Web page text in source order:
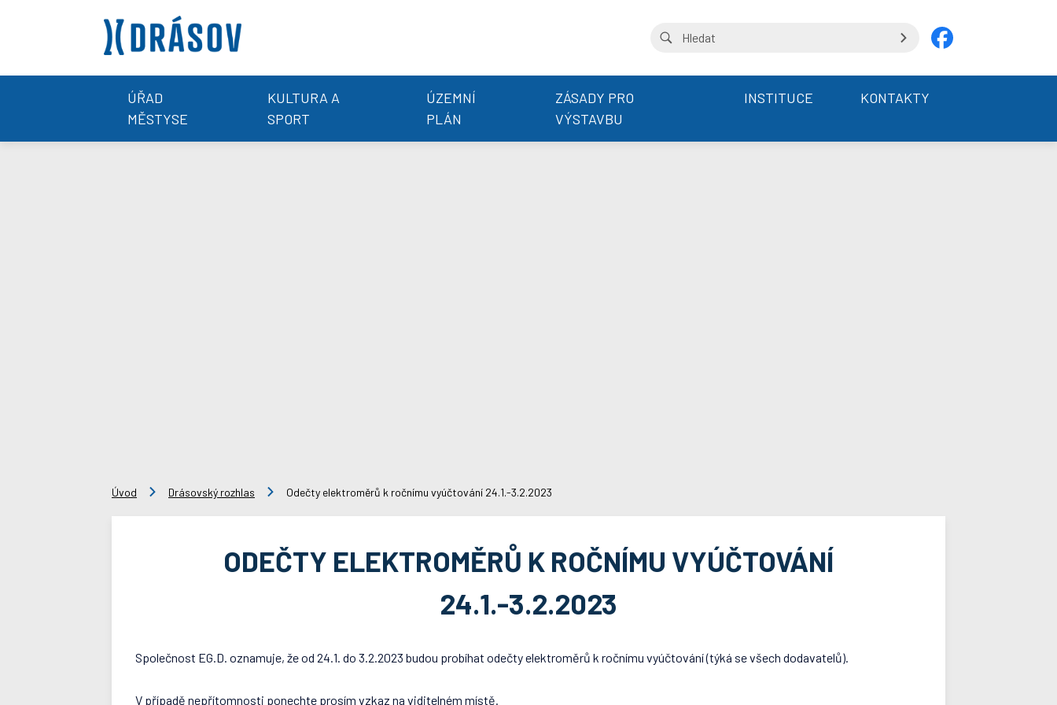
ÚŘAD
MĚSTYSE
KULTURA A
SPORT
ÚZEMNÍ
PLÁN
ZÁSADY PRO
VÝSTAVBU
INSTITUCE KONTAKTY
Úvod Drásovský rozhlas Odečty elektroměrů k ročnímu vyúčtování 24.1.-3.2.2023
ODEČTY ELEKTROMĚRŮ K ROČNÍMU VYÚČTOVÁNÍ
24.1.-3.2.2023
Společnost EG.D. oznamuje, že od 24.1. do 3.2.2023 budou probíhat odečty elektroměrů k ročnímu vyúčtování (týká se všech dodavatelů).
V případě nepřítomnosti ponechte prosím vzkaz na viditelném místě.